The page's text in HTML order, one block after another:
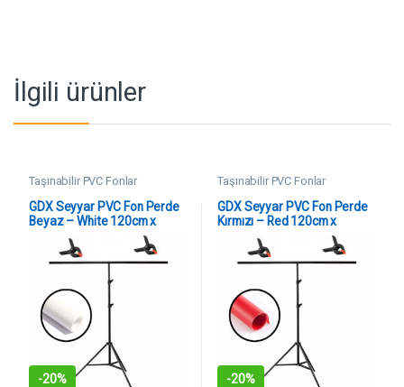
İlgili ürünler
Taşınabilir PVC Fonlar
GDX Seyyar PVC Fon Perde
Beyaz – White 120cm x
-20%
Taşınabilir PVC Fonlar
GDX Seyyar PVC Fon Perde
Kırmızı – Red 120cm x
-20%